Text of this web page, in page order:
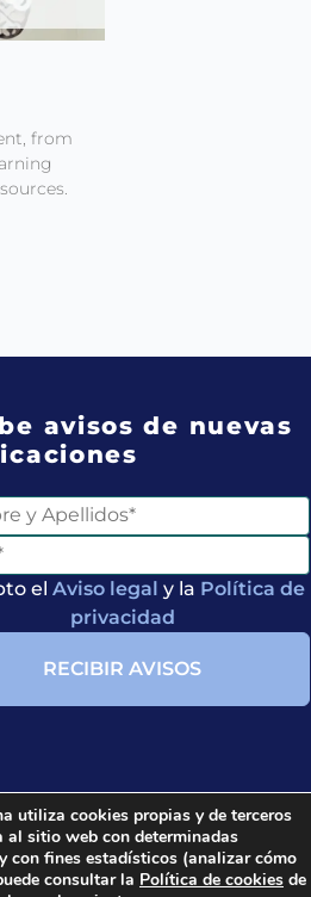
from
avisos de nuevas
el Aviso legal y la Política de
privacidad
utiliza cookies propias y de terceros
al sitio web con determinadas
con fines estadísticos (analizar cómo
consultar la Política de cookies de
Entérate de
Publicaciones
Acepto el Aviso legal
laPolítica de privacidad